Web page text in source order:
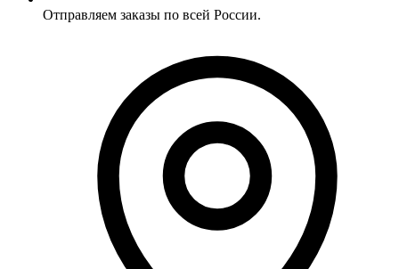
Отправляем заказы по всей России.